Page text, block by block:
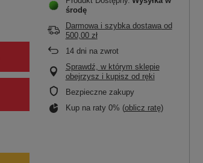
środę
Darmowa i szybka dostawaod
500,00 zł
14dni na zwrot
Sprawdź, w którym sklepie
obejrzysz i kupisz od ręki
Bezpieczne zakupy
Kup na raty 0% (oblicz ratę)